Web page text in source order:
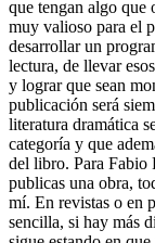
que tengan algo que
muy valioso para el
desarrollar un
lectura, de llevar
y lograr que sean
publicación será
literatura dramática
categoría y que
del libro. Para Fabio
publicas una obra,
mí. En revistas o en
sencilla, si hay más